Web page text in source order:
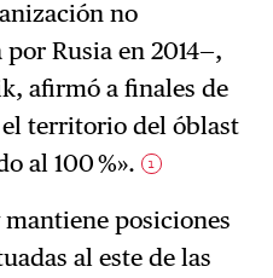
no
Rusia en 2014—,
afirmó a finales de
territorio del óblast
al 100 %».
1
posiciones
al este de las